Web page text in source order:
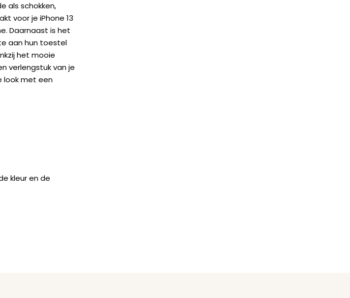
als schokken,
voor je iPhone 13
Daarnaast is het
aan hun toestel
het mooie
verlengstuk van je
look met een
kleur en de